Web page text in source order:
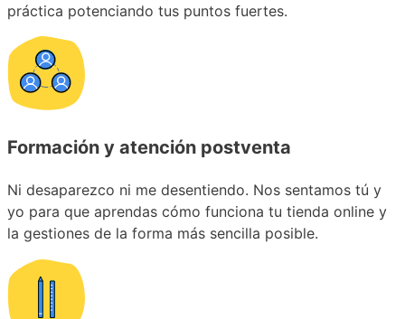
práctica potenciando tus puntos fuertes.
Formación y atención postventa
Ni desaparezco ni me desentiendo. Nos sentamos tú y
yo para que aprendas cómo funciona tu tienda online y
la gestiones de la forma más sencilla posible.